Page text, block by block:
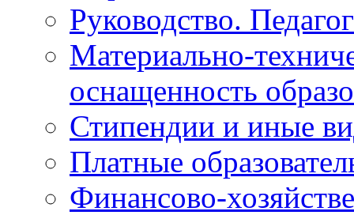
Руководство.
Материально-
оснащенность
Стипендии и иные
Платные
Финансово-